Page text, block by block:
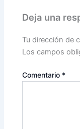
Deja una
Tu dirección de
Los campos
Comentario *